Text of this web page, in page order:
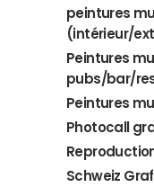
peintures
(intérieur/
Peintures
pubs/bar/
Peintures
Photocall
Schweiz